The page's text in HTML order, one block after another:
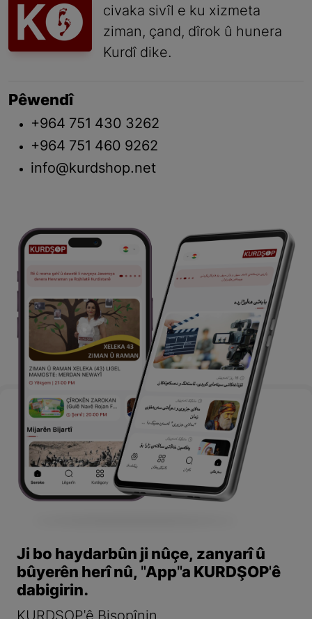
civaka sivîl e ku xizmeta
ziman, çand, dîrok û hunera
Kurdî dike.
Pêwendî
+964 751 430 3262
+964 751 460 9262
info@kurdshop.net
Ji bo haydarbûn ji nûçe, zanyarî û
bûyerên herî nû, "App"a KURDŞOP'ê
dabigirin.